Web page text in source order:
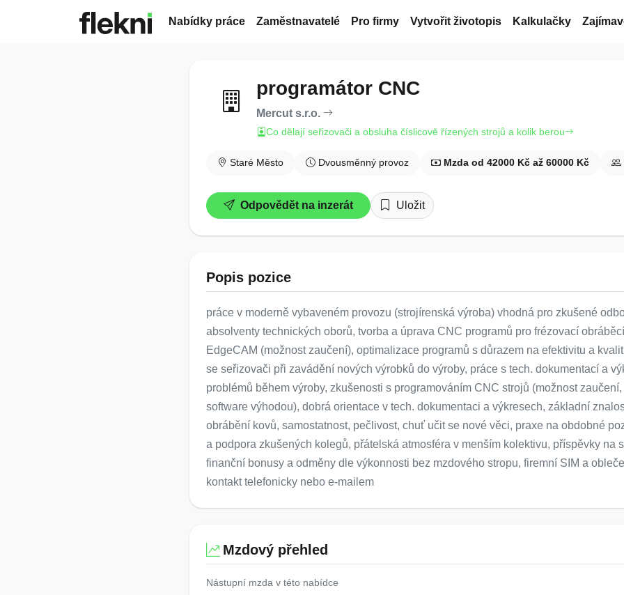
Nabídky práce Zaměstnavatelé Pro firmy Vytvořit životopis Kalkulačky
programátor CNC
Mercut s.r.o.
Co dělají seřizovači a obsluha číslicově řízených strojů a kolik berou
Staré Město Dvousměnný provoz Mzda od 42000 Kč až 60000 Kč
Odpovědět na inzerát Uložit
Popis pozice
práce v moderně vybaveném provozu (strojírenská výroba) vhodná pro zkušené
absolventy technických oborů, tvorba a úprava CNC programů pro frézovací
EdgeCAM (možnost zaučení), optimalizace programů s důrazem na efektivitu a
se seřizovači při zavádění nových výrobků do výroby, práce s tech. dokumentací a
problémů během výroby, zkušenosti s programováním CNC strojů (možnost
software výhodou), dobrá orientace v tech. dokumentaci a výkresech, základní
obrábění kovů, samostatnost, pečlivost, chuť učit se nové věci, praxe na obdobné
a podpora zkušených kolegů, přátelská atmosféra v menším kolektivu, příspěvky na
finanční bonusy a odměny dle výkonnosti bez mzdového stropu, firemní SIM a
kontakt telefonicky nebo e-mailem
Mzdový přehled
Nástupní mzda v této nabídce